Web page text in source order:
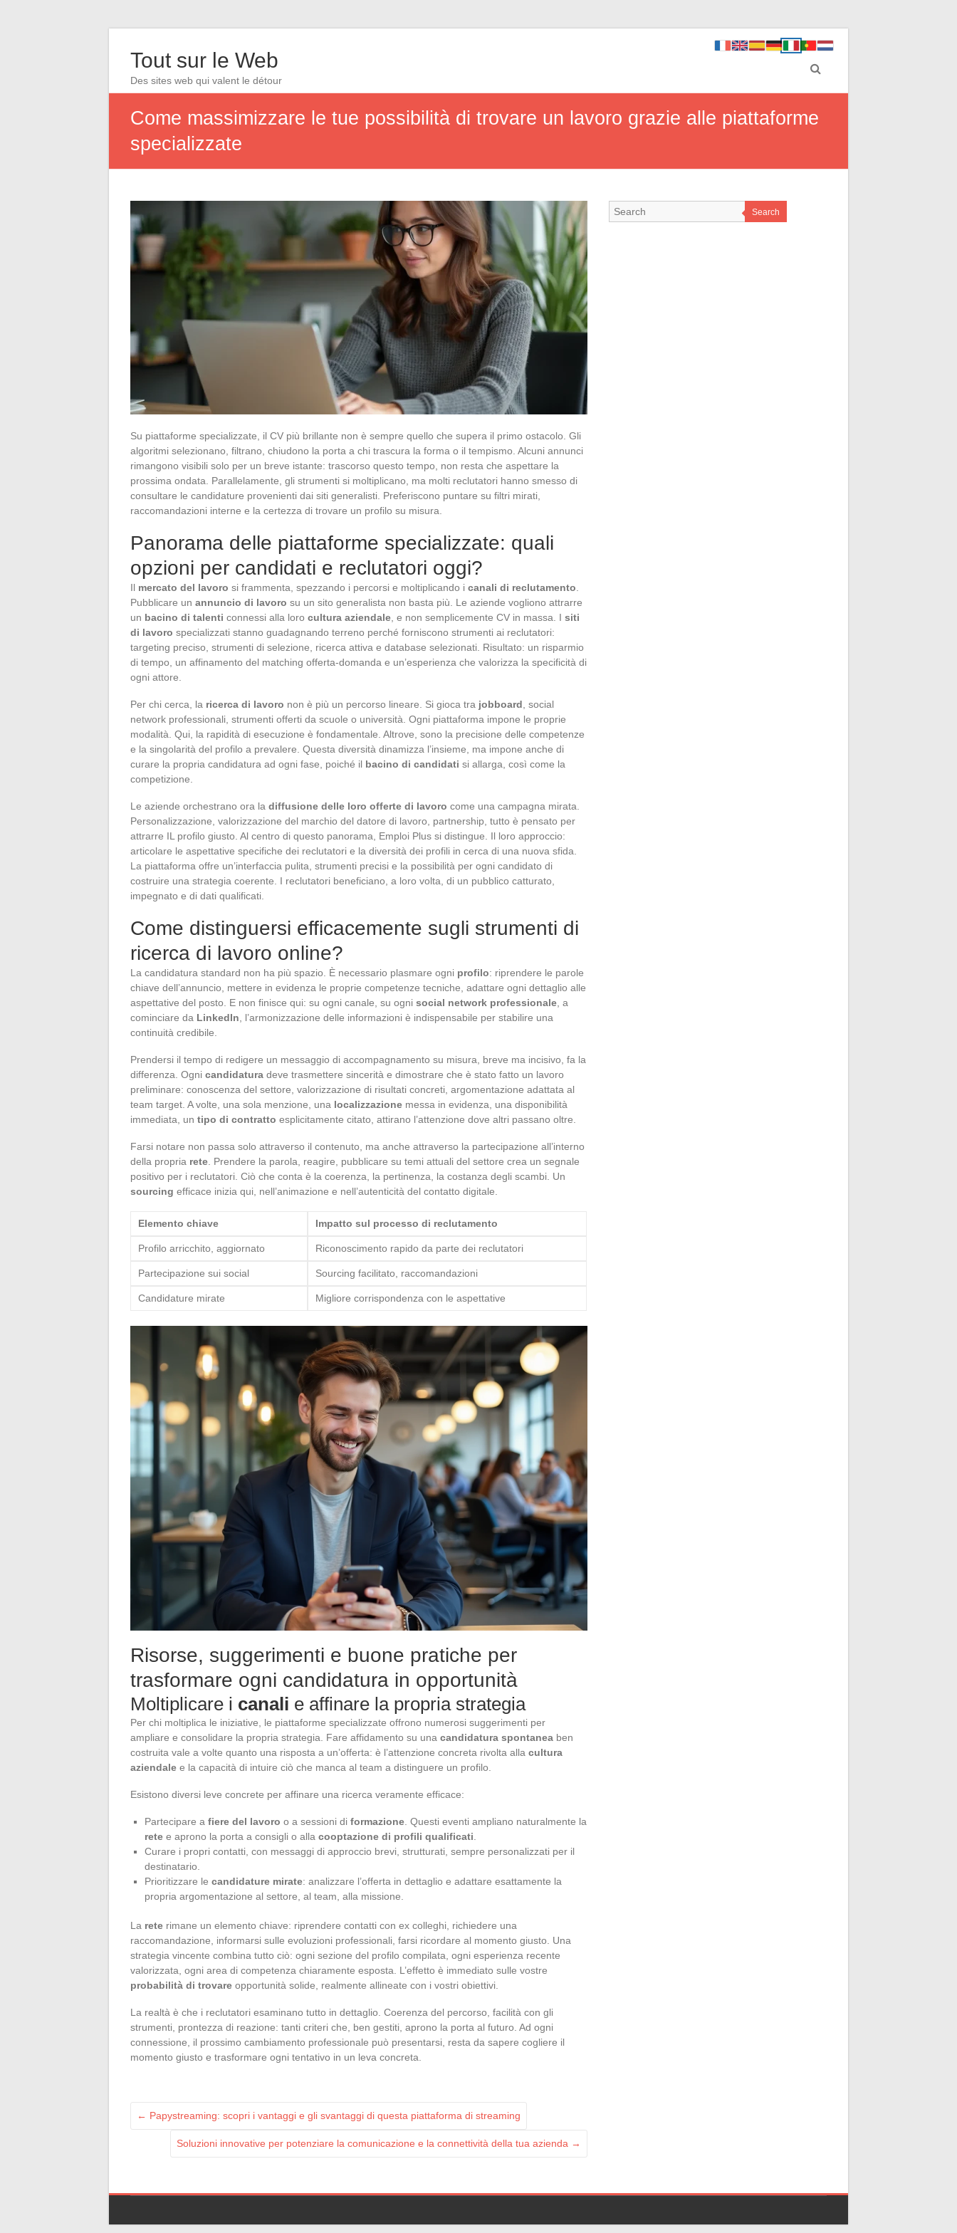
Tout sur le Web
Des sites web qui valent le détour
Come massimizzare le tue possibilità di trovare un lavoro grazie alle piattaforme
specializzate
Su piattaforme specializzate, il CV più brillante non è sempre quello che supera il primo ostacolo. Gli
algoritmi selezionano, filtrano, chiudono la porta a chi trascura la forma o il tempismo. Alcuni annunci
rimangono visibili solo per un breve istante: trascorso questo tempo, non resta che aspettare la
prossima ondata. Parallelamente, gli strumenti si moltiplicano, ma molti reclutatori hanno smesso di
consultare le candidature provenienti dai siti generalisti. Preferiscono puntare su filtri mirati,
raccomandazioni interne e la certezza di trovare un profilo su misura.
Panorama delle piattaforme specializzate: quali
opzioni per candidati e reclutatori oggi?
Il mercato del lavoro si frammenta, spezzando i percorsi e moltiplicando i canali di reclutamento
Pubblicare un annuncio di lavoro su un sito generalista non basta più. Le aziende vogliono attrarre
un bacino di talenti connessi alla loro cultura aziendale , e non semplicemente CV in massa. I siti
di lavoro specializzati stanno guadagnando terreno perché forniscono strumenti ai reclutatori:
targeting preciso, strumenti di selezione, ricerca attiva e database selezionati. Risultato: un risparmio
di tempo, un affinamento del matching offerta-domanda e un’esperienza che valorizza la specificità di
ogni attore.
Per chi cerca, la ricerca di lavoro non è più un percorso lineare. Si gioca tra jobboard , social
network professionali, strumenti offerti da scuole o università. Ogni piattaforma impone le proprie
modalità. Qui, la rapidità di esecuzione è fondamentale. Altrove, sono la precisione delle competenze
e la singolarità del profilo a prevalere. Questa diversità dinamizza l’insieme, ma impone anche di
curare la propria candidatura ad ogni fase, poiché il bacino di candidati si allarga, così come la
competizione.
Le aziende orchestrano ora la diffusione delle loro offerte di lavoro come una campagna mirata.
Personalizzazione, valorizzazione del marchio del datore di lavoro, partnership, tutto è pensato per
attrarre IL profilo giusto. Al centro di questo panorama, Emploi Plus si distingue. Il loro approccio:
articolare le aspettative specifiche dei reclutatori e la diversità dei profili in cerca di una nuova sfida.
La piattaforma offre un’interfaccia pulita, strumenti precisi e la possibilità per ogni candidato di
costruire una strategia coerente. I reclutatori beneficiano, a loro volta, di un pubblico catturato,
impegnato e di dati qualificati.
Come distinguersi efficacemente sugli strumenti di
ricerca di lavoro online?
La candidatura standard non ha più spazio. È necessario plasmare ogni profilo: riprendere le parole
chiave dell’annuncio, mettere in evidenza le proprie competenze tecniche, adattare ogni dettaglio alle
aspettative del posto. E non finisce qui: su ogni canale, su ogni social network professionale , a
cominciare da LinkedIn , l’armonizzazione delle informazioni è indispensabile per stabilire una
continuità credibile.
Prendersi il tempo di redigere un messaggio di accompagnamento su misura, breve ma incisivo, fa la
differenza. Ogni candidatura deve trasmettere sincerità e dimostrare che è stato fatto un lavoro
preliminare: conoscenza del settore, valorizzazione di risultati concreti, argomentazione adattata al
team target. A volte, una sola menzione, una localizzazione messa in evidenza, una disponibilità
immediata, un tipo di contratto esplicitamente citato, attirano l’attenzione dove altri passano oltre.
Farsi notare non passa solo attraverso il contenuto, ma anche attraverso la partecipazione all’interno
della propria rete . Prendere la parola, reagire, pubblicare su temi attuali del settore crea un segnale
positivo per i reclutatori. Ciò che conta è la coerenza, la pertinenza, la costanza degli scambi. Un
sourcing efficace inizia qui, nell’animazione e nell’autenticità del contatto digitale.
Elemento chiave Impatto sul processo di reclutamento
Profilo arricchito, aggiornato Riconoscimento rapido da parte dei reclutatori
Partecipazione sui social Sourcing facilitato, raccomandazioni
Candidature mirate Migliore corrispondenza con le aspettative
Risorse, suggerimenti e buone pratiche per
trasformare ogni candidatura in opportunità
Moltiplicare i canali e affinare la propria strategia
Per chi moltiplica le iniziative, le piattaforme specializzate offrono numerosi suggerimenti per
ampliare e consolidare la propria strategia. Fare affidamento su una candidatura spontanea ben
costruita vale a volte quanto una risposta a un’offerta: è l’attenzione concreta rivolta alla cultura
aziendale e la capacità di intuire ciò che manca al team a distinguere un profilo.
Esistono diversi leve concrete per affinare una ricerca veramente efficace:
Partecipare a fiere del lavoro o a sessioni di formazione . Questi eventi ampliano naturalmente la
rete e aprono la porta a consigli o alla cooptazione di profili qualificati
Curare i propri contatti, con messaggi di approccio brevi, strutturati, sempre personalizzati per il
destinatario.
Prioritizzare le candidature mirate: analizzare l’offerta in dettaglio e adattare esattamente la
propria argomentazione al settore, al team, alla missione.
La rete rimane un elemento chiave: riprendere contatti con ex colleghi, richiedere una
raccomandazione, informarsi sulle evoluzioni professionali, farsi ricordare al momento giusto. Una
strategia vincente combina tutto ciò: ogni sezione del profilo compilata, ogni esperienza recente
valorizzata, ogni area di competenza chiaramente esposta. L’effetto è immediato sulle vostre
probabilità di trovare opportunità solide, realmente allineate con i vostri obiettivi.
La realtà è che i reclutatori esaminano tutto in dettaglio. Coerenza del percorso, facilità con gli
strumenti, prontezza di reazione: tanti criteri che, ben gestiti, aprono la porta al futuro. Ad ogni
connessione, il prossimo cambiamento professionale può presentarsi, resta da sapere cogliere il
momento giusto e trasformare ogni tentativo in un leva concreta.
← Papystreaming: scopri i vantaggi e gli svantaggi di questa piattaforma di streaming
Soluzioni innovative per potenziare la comunicazione e la connettività della tua azienda →
Search